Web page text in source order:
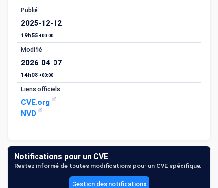
Publié
2025-12-12
19h55 +00:00
Modifié
2026-04-07
14h08 +00:00
Liens officiels
CVE.org
NVD
Notifications pour un CVE
Restez informé de toutes modifications pour un CVE spécifique.
Gestion des notifications